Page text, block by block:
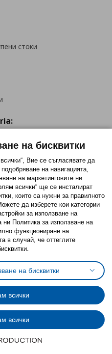
стоки
на бисквитки (Cookies)
на бисквитки
политика за личните данни
данни на ikea.bg
IKEA Family
на програма IKEA Family
B.V. 1999 - 2025
на бисквитки
Вие се съгласявате да
на навигацията,
на маркетинговите ни
всички“ ще се инсталират
които са нужни за правилното
да изберете кои категории
за използване на
Политика за използване на
функциониране на
в случай, че оттеглите
на бисквитки
всички
всички